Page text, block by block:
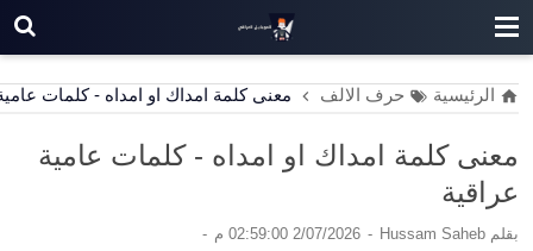
الرئيسية حرف الالف معنى كلمة امداك او امداه - كلمات
معنى كلمة امداك او امداه - كلمات عامية
عراقية
بقلم Hussam Saheb 2/07/2026 02:59:00 م